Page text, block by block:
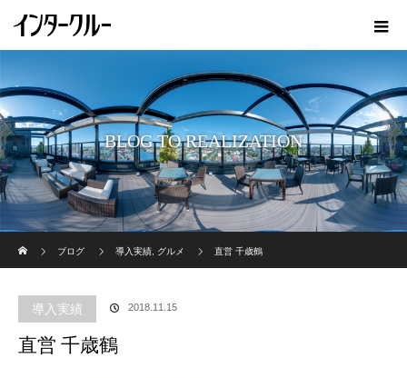
BLOG TO REALIZATION
ブログ
導入実績 グルメ 直営 千歳鶴
導入実績 2018.11.15
直営 千歳鶴